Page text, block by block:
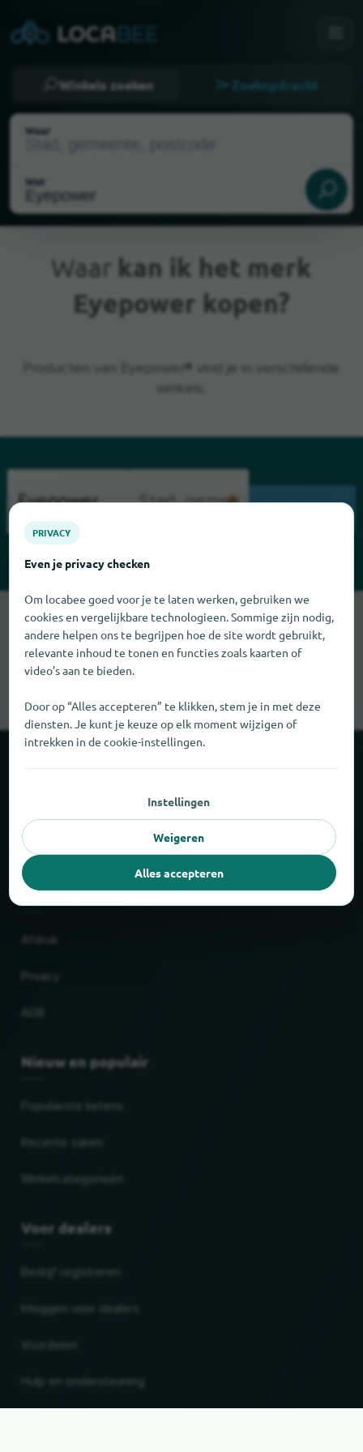
Winkels zoeken Zoekopdracht
Waar
Wat
Huidige locatie
Waar kan ik het merk
Eyepower kopen?
Producten van Eyepower® vind je in verschillende
Sorry, we kunnen Eyepower op dit moment niet vinden. Als u
weet waar Eyepower te vinden is, zouden we het erg op prijs
stellen als u ons dat laat weten.
Over locabee
Partner
Wettelijk
Nieuw en populair
Populairste ketens
Voor dealers
PRIVACY
Even je privacy checken
Om locabee goed voor je te laten werken, gebruiken we
cookies en vergelijkbare technologieen. Sommige zijn nodig,
andere helpen ons te begrijpen hoe de site wordt gebruikt,
relevante inhoud te tonen en functies zoals kaarten of
video’s aan te bieden.
Door op “Alles accepteren” te klikken, stem je in met deze
diensten. Je kunt je keuze op elk moment wijzigen of
intrekken in de cookie-instellingen.
Instellingen
Weigeren
Alles accepteren